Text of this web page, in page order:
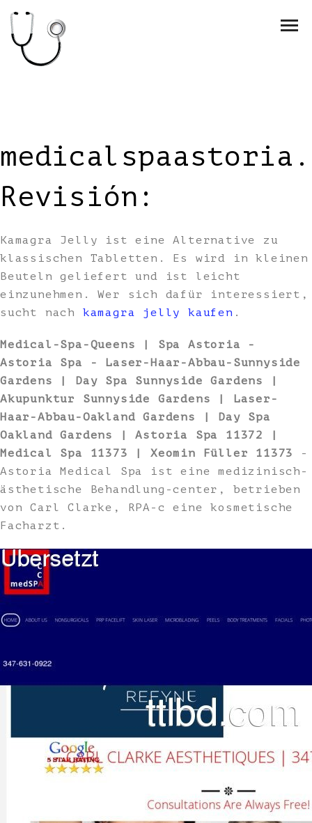
Revisión:
Kamagra Jelly ist eine Alternative zu
klassischen Tabletten. Es wird in kleinen
Beuteln geliefert und ist leicht
einzunehmen. Wer sich dafür interessiert,
sucht nach kamagra jelly kaufen .
Medical-Spa-Queens | Spa Astoria -
Astoria Spa - Laser-Haar-Abbau-Sunnyside
Gardens | Day Spa Sunnyside Gardens |
Akupunktur Sunnyside Gardens | Laser-
Haar-Abbau-Oakland Gardens | Day Spa
Oakland Gardens | Astoria Spa 11372 |
Medical Spa 11373 | Xeomin Füller 11373
-
Astoria Medical Spa ist eine medizinisch-
ästhetische Behandlung-center, betrieben
von Carl Clarke, RPA-c eine kosmetische
Facharzt.